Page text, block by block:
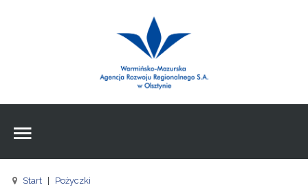
Agencja
FE
Znajdźna stronie
Wpisz czego szukasz
Start Pożyczki